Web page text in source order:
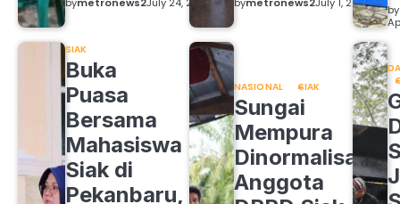
by
SIAK
Buka
Puasa
Bersama
Mahasiswa
Siak di
Pekanbaru,
NASIONAL SIAK
Sungai
Mempura
Dinormalisasi,
Anggota